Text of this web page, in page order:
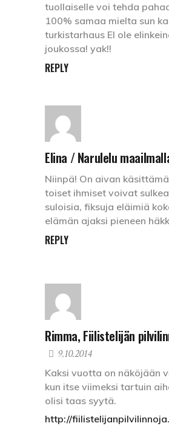
tuollaiselle voi tehda
100% samaa mielta sun
turkistarhaus EI ole
joukossa! yak!!
REPLY
Elina / Narulelu
Niinpä! On aivan
toiset ihmiset voivat
suloisia, fiksuja eläimiä
elämän ajaksi pieneen
REPLY
Rimma, Fiilistelijän
9.10.2014
Kaksi vuotta on näköjään
kun itse viimeksi tartuin
olisi taas syytä.
http://